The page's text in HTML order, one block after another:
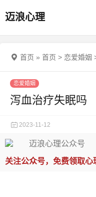
迈浪心理
首页 » 首页 > 恋爱婚姻
恋爱婚姻
泻血治疗失眠吗
2023-11-12
关注公众号，免费领取心